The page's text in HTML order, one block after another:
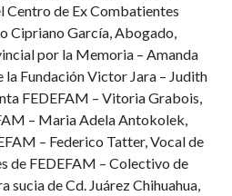
Centro de Ex Combatientes
Cipriano García, Abogado,
por la Memoria – Amanda
la Fundación Victor Jara – Judith
FEDEFAM – Vitoria Grabois,
– Maria Adela Antokolek,
– Federico Tatter, Vocal de
de FEDEFAM – Colectivo de
sucia de Cd. Juárez Chihuahua,